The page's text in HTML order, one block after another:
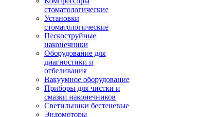
стоматологические
Установки
стоматологические
Пескоструйные
наконечники
Оборудование для
диагностики и
отбеливания
Вакуумное оборудование
Приборы для чистки и
смазки наконечников
Светильники бестеневые
Эндомоторы